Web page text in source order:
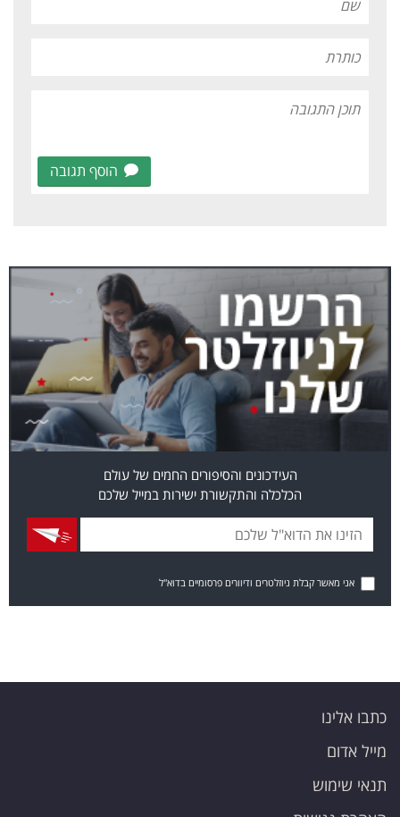
הוסף תגובה
העידכונים והסיפורים החמים של עולם
הכלכלה והתקשורת ישירות במייל שלכם
אני מאשר קבלת ניוזלטרים ודיוורים פרסומיים בדוא"ל
כתבו אלינו
מייל אדום
תנאי שימוש